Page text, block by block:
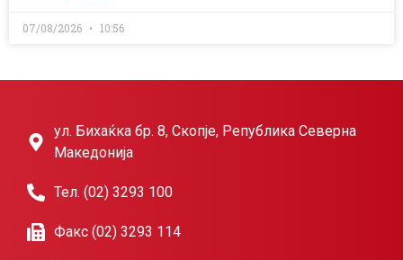
07/08/2026 10:56
ул. Бихаќка бр. 8, Скопје, Република Северна
Македонија
Тел. (02) 3293 100
Факс (02) 3293 114